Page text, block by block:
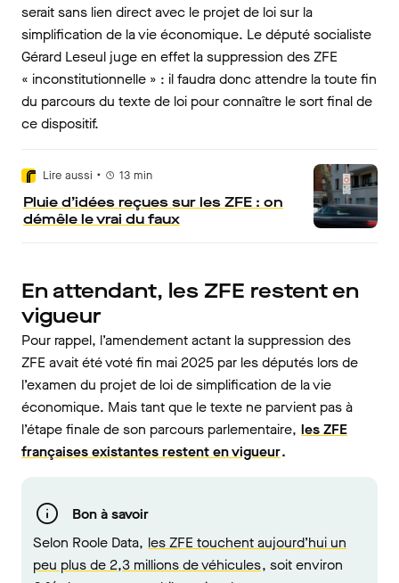
serait sans lien direct avec le projet de loi sur la
simplification de la vie économique. Le député socialiste
Gérard Leseul juge en effet la suppression des ZFE
« inconstitutionnelle » : il faudra donc attendre la toute fin
du parcours du texte de loi pour connaître le sort final de
ce dispositif.
Lire aussi • 13 min
Pluie d’idées reçues sur les ZFE : on
démêle le vrai du faux
En attendant, les ZFE restent en
vigueur
Pour rappel, l’amendement actant la suppression des
ZFE avait été voté fin mai 2025 par les députés lors de
l’examen du projet de loi de simplification de la vie
économique. Mais tant que le texte ne parvient pas à
l’étape finale de son parcours parlementaire, les ZFE
françaises existantes restent en vigueur.
Bon à savoir
Selon Roole Data, les ZFE touchent aujourd’hui un
peu plus de 2,3 millions de véhicules, soit environ